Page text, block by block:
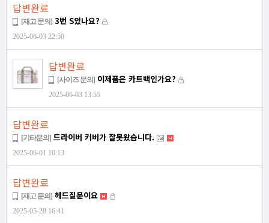
답변완료
[재고 문의] 3번 S있나요?
2025-06-03 22:50
답변완료
[사이즈 문의] 이제품은 카트백인가요?
2025-06-03 13:55
답변완료
[기타문의] 드라이버 커버가 잘못왔습니다.
2025-06-01 10:13
답변완료
[재고 문의] 헤드질문이요
2025-05-28 16:41